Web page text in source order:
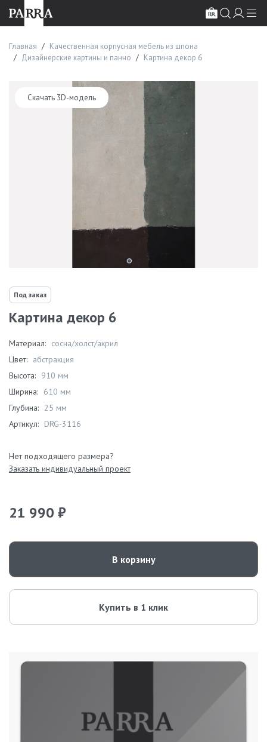
Главная
Качественная корпусная мебель из шпона
Дизайнерские картины и панно
Картина декор 6
Скачать 3D-модель
Под заказ
Картина декор 6
Материал: сосна/холст/акрил
Цвет: абстракция
Высота: 910 мм
Ширина: 610 мм
Глубина: 25 мм
Артикул: DRG-3116
Нет подходящего размера?
Заказать индивидуальный проект
21 990 ₽
В корзину
Купить в 1 клик